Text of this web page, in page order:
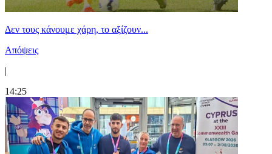
Δεν τους κάνουμε χάρη, το αξίζουν...
Απόψεις
|
14:25